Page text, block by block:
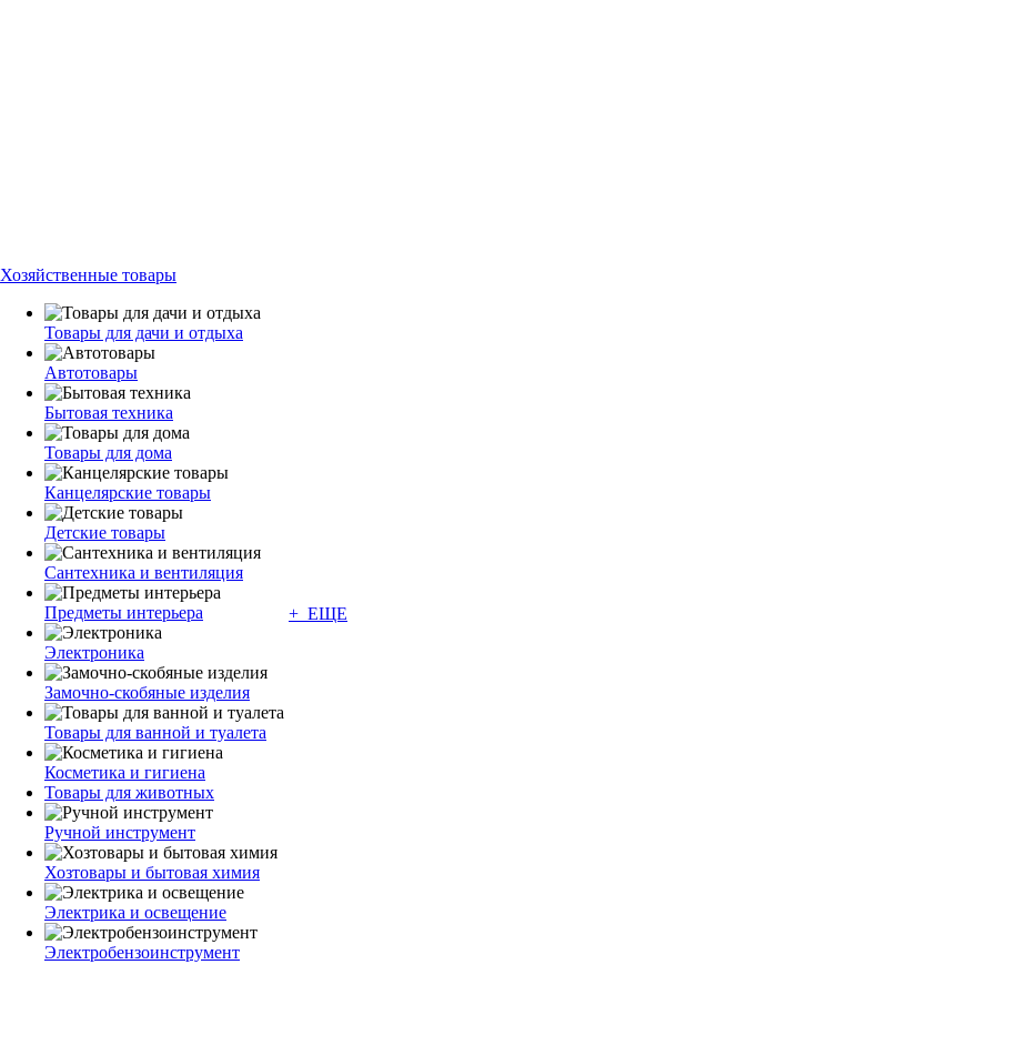
Хозяйственные товары
Товары для дачи и отдыха
Автотовары
Бытовая техника
Товары для дома
Канцелярские товары
Детские товары
Сантехника и вентиляция
Предметы интерьера
Электроника
Замочно-скобяные изделия
Товары для ванной и туалета
Косметика и гигиена
Товары для животных
Ручной инструмент
Хозтовары и бытовая химия
Электрика и освещение
Электробензоинструмент
+ ЕЩЕ